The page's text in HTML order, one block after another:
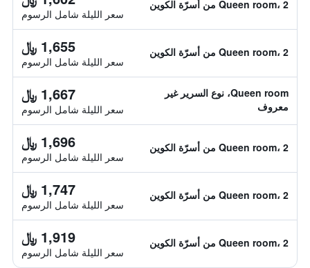
Queen room، 2 من أسرّة الكوين
سعر الليلة شامل الرسوم
Queen room، 2 من أسرّة الكوين 1,655 ﷼
سعر الليلة شامل الرسوم
Queen room، نوع السرير غير
معروف
1,667 ﷼
سعر الليلة شامل الرسوم
Queen room، 2 من أسرّة الكوين 1,696 ﷼
سعر الليلة شامل الرسوم
Queen room، 2 من أسرّة الكوين 1,747 ﷼
سعر الليلة شامل الرسوم
Queen room، 2 من أسرّة الكوين 1,919 ﷼
سعر الليلة شامل الرسوم